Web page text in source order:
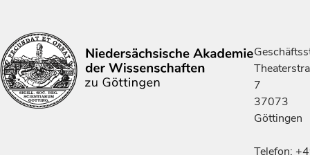
7
37073
Göttingen
Telefon: